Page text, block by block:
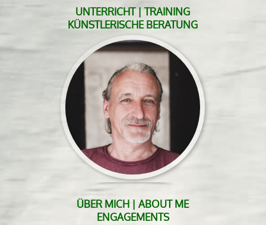
UNTERRICHT | TRAINING
KÜNSTLERISCHE BERATUNG
ÜBER MICH | ABOUT ME
ENGAGEMENTS